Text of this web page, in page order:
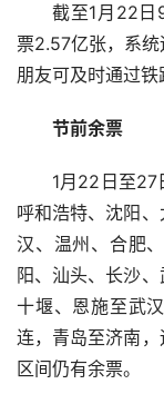
截至1月22日
票2.57亿张，系
朋友可及时通过铁
节前余票
1月22日至27
呼和浩特、沈阳
汉、温州、合肥
阳、汕头、长沙
十堰、恩施至武
连，青岛至济南
区间仍有余票。